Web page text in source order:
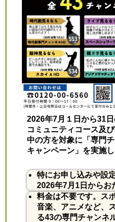
2026年7月１日から31
コミュニティコース及
中の方を対象に 「専門
キャンペーン」を実施し
特にお申し込みや設
2026年7月1日からお
料金は不要です。ス
音楽、アニメなど、
る43の専門チャンネ